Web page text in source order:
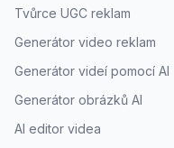
Tvůrce UGC reklam
Generátor video reklam
Generátor videí pomocí AI
Generátor obrázků AI
AI editor videa